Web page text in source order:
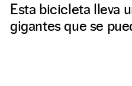
Esta bicicleta lleva
gigantes que se